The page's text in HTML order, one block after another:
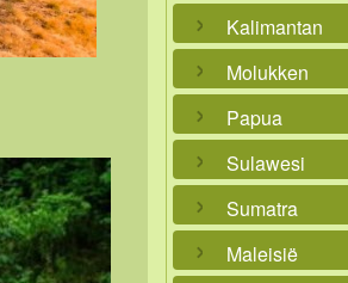
Kalimantan
Molukken
Papua
Sulawesi
Sumatra
Maleisië